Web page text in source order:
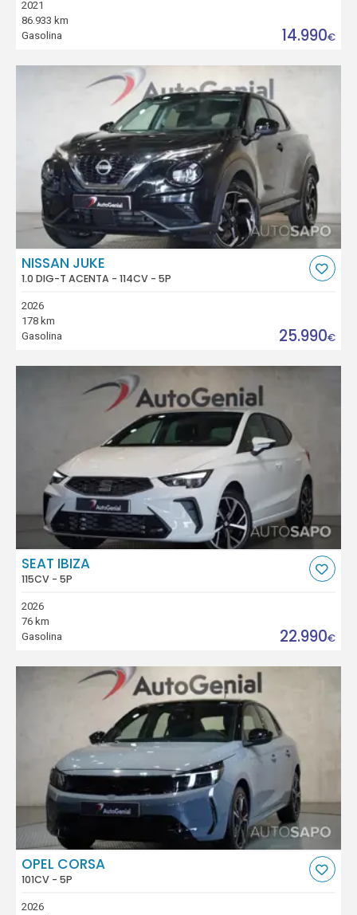
2021
86.933 km
Gasolina
14.990€
NISSAN JUKE
1.0 DIG-T ACENTA - 114CV - 5P
2026
178 km
Gasolina
25.990€
SEAT IBIZA
115CV - 5P
2026
76 km
Gasolina
22.990€
OPEL CORSA
101CV - 5P
2026